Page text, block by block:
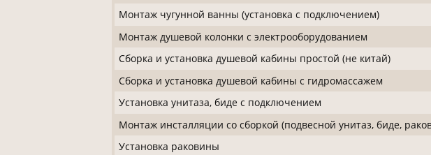
Монтаж чугунной ванны (установка с подключением)
Монтаж душевой колонки с электрооборудованием
Сборка и установка душевой кабины простой (не китай)
Сборка и установка душевой кабины с гидромассажем
Установка унитаза, биде с подключением
Монтаж инсталляции со сборкой (подвесной унитаз, биде,
Установка раковины